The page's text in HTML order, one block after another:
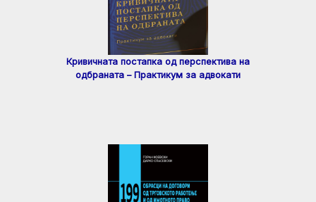
Кривичната постапка од перспектива на
одбраната – Практикум за адвокати